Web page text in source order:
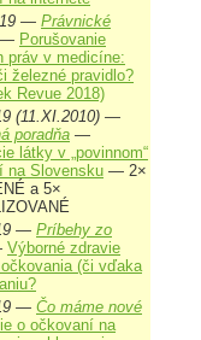
— Právnické
— Porušovanie
práv v medicíne:
železné pravidlo?
Revue 2018)
(11.XI.2010) —
poradňa —
látky v „povinnom“
na Slovensku — 2×
a 5×
— Príbehy zo
Výborné zdravie
(či vďaka
— Čo máme nové
o očkovaní na